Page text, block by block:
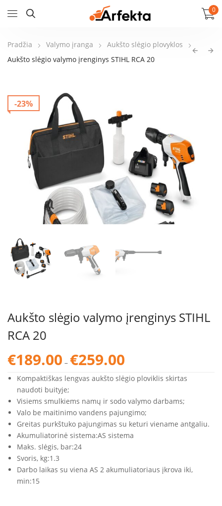
0
Pradžia Valymo įranga
Aukšto slėgio plovyklos
Aukšto slėgio valymo įrenginys STIHL RCA 20
-23%
Aukšto slėgio valymo įrenginys STIHL
RCA 20
€189.00 – €259.00
€189.00
€259.00
Kompaktiškas lengvas aukšto slėgio ploviklis skirtas
naudoti buityje;
Visiems smulkiems namų ir sodo valymo darbams;
Valo be maitinimo vandens pajungimo;
Greitas purkštuko pajungimas su keturi viename antgaliu.
Akumuliatorinė sistema:AS sistema
Maks. slėgis, bar:24
Svoris, kg:1.3
Darbo laikas su viena AS 2 akumuliatoriaus įkrova iki,
min:15